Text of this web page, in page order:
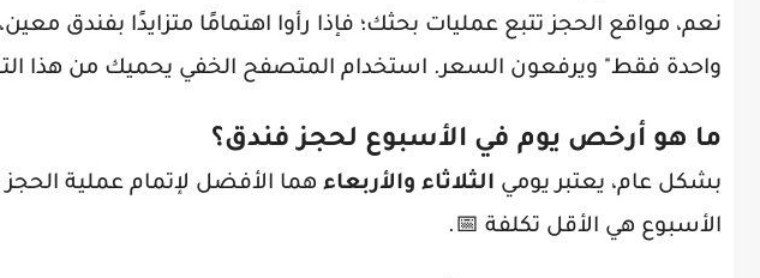
نعم، مواقع الحجز تتبع عمليات بحثك؛ فإذا رأوا اهتمامًا متزايدًا بفندق
واحدة فقط" ويرفعون السعر. استخدام المتصفح الخفي يحميك من هذا
ما هو أرخص يوم في الأسبوع لحجز فندق؟
بشكل عام، يعتبر يومي الثلاثاء والأربعاء هما الأفضل لإتمام عملية
الأسبوع هي الأقل تكلفة 📅.